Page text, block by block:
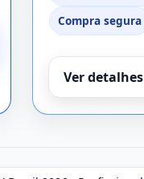
Compra segura
Ver detalhes